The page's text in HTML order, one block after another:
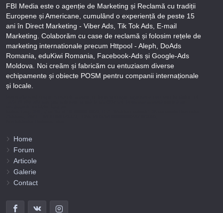
FBI Media este o agenție de Marketing și Reclamă cu tradiții
Europene și Americane, cumulând o experiență de peste 15
ani în Direct Marketing - Viber Ads, Tik Tok Ads, E-mail
Marketing. Colaborăm cu case de reclamă și folosim rețele de
marketing internationale precum Httpool - Aleph, DoAds
Romania, eduKiwi Romania, Facebook-Ads și Google-Ads
Moldova. Noi creăm și fabricăm cu entuziasm diverse
echipamente și obiecte POSM pentru companii internaționale
și locale.
Home
Forum
Articole
Galerie
Contact